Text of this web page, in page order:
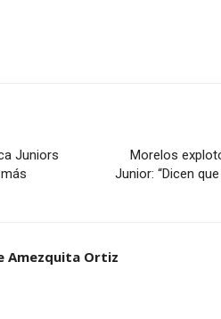
Juniors
Morelos
Junior: “Dicen
Amezquita Ortiz